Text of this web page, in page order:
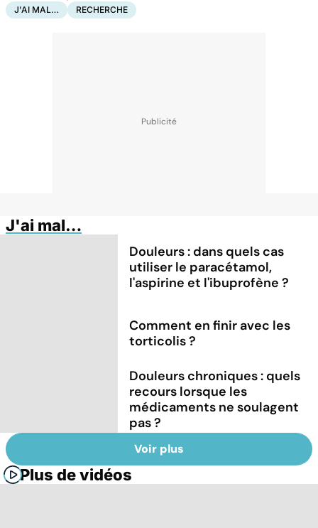
J'AI MAL… RECHERCHE
J'ai mal…
Douleurs : dans quels cas
utiliser le paracétamol,
l'aspirine et l'ibuprofène ?
Comment en finir avec les
torticolis ?
Douleurs chroniques : quels
recours lorsque les
médicaments ne soulagent
pas ?
Voir plus
Plus de vidéos